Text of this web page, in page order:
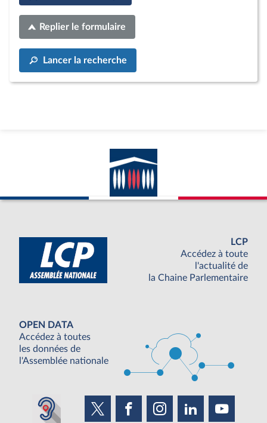
Replier le formulaire
Lancer la recherche
LCP
Accédez à toute
l'actualité de
la Chaine Parlementaire
OPEN DATA
Accédez à toutes
les données de
l'Assemblée nationale